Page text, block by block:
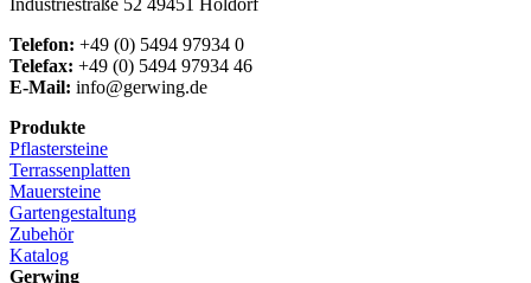
Industriestraße 52 49451 Holdorf
Telefon: +49 (0) 5494 97934 0
Telefax: +49 (0) 5494 97934 46
E-Mail: info@gerwing.de
Produkte
Pflastersteine
Terrassenplatten
Mauersteine
Gartengestaltung
Zubehör
Katalog
Gerwing